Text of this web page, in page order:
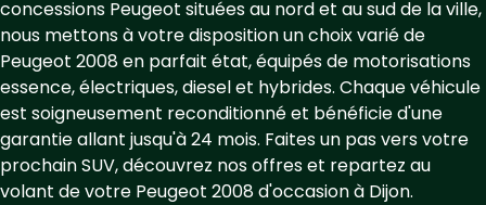
concessions Peugeot situées au nord et au sud de la ville,
nous mettons à votre disposition un choix varié de
Peugeot 2008 en parfait état, équipés de motorisations
essence, électriques, diesel et hybrides. Chaque véhicule
est soigneusement reconditionné et bénéficie d'une
garantie allant jusqu'à 24 mois. Faites un pas vers votre
prochain SUV, découvrez nos offres et repartez au
volant de votre Peugeot 2008 d'occasion à Dijon.